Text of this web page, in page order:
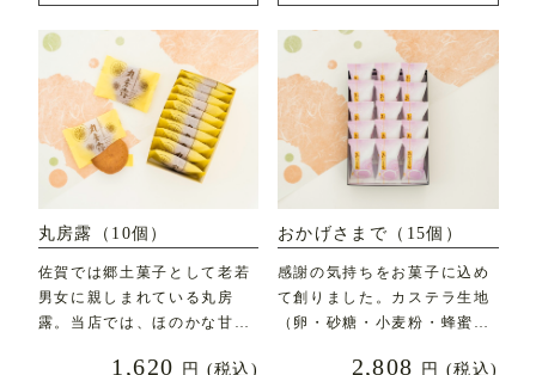
丸房露（10個）
佐賀では郷土菓子として老若
男女に親しまれている丸房
露。当店では、ほのかな甘み
1,620 円 (税込)
おかげさまで（15個）
感謝の気持ちをお菓子に込め
て創りました。カステラ生地
（卵・砂糖・小麦粉・蜂蜜な
2,808 円 (税込)